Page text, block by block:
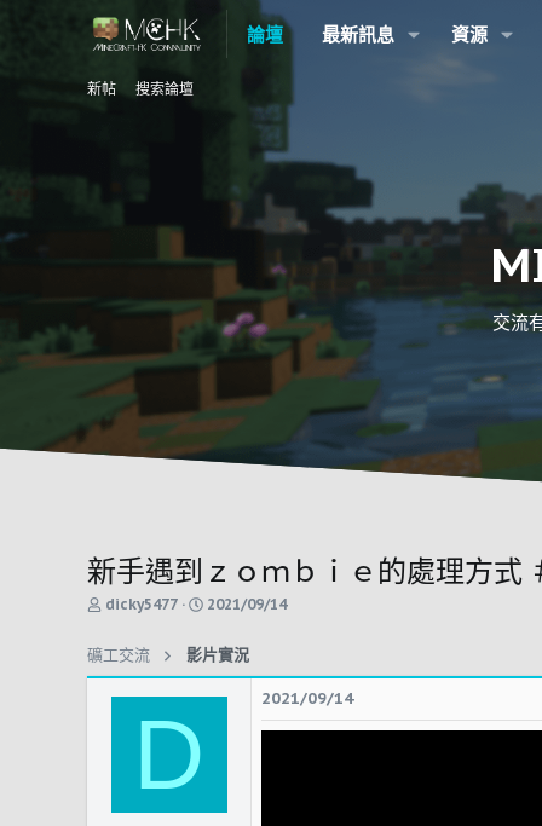
論壇 最新訊息 資源
新帖 搜索論壇
交流
新手遇到ｚｏｍｂｉｅ的處理方式
主
起
人
dicky5477
開
時
間
2021/09/14
礦工交流 影片實況
D
2021/09/14